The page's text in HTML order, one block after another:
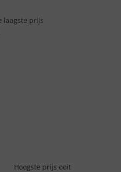
laagste prijs
Hoogste prijs ooit